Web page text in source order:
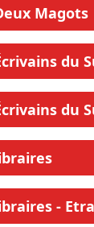
Magots
du
du
-